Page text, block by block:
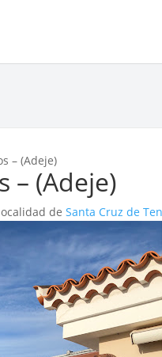
– (Adeje)
– (Adeje)
deSanta Cruz de